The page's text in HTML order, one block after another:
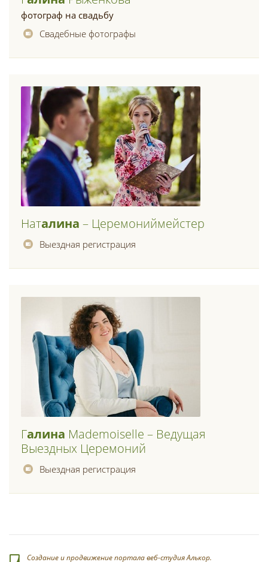
фотограф на свадьбу
Свадебные фотографы
НатАлина – Церемониймейстер
Выездная регистрация
ГАлина Mademoiselle – Ведущая
Выездных Церемоний
Выездная регистрация
Создание и продвижение портала веб-студия Алькор.